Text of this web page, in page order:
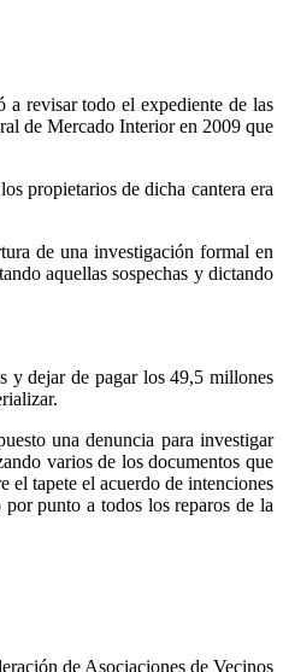
revisar todo el expediente de las
de Mercado Interior en 2009 que
propietarios de dicha cantera era
de una investigación formal en
aquellas sospechas y dictando
y dejar de pagar los 49,5 millones
una denuncia para investigar
varios de los documentos que
tapete el acuerdo de intenciones
punto a todos los reparos de la
de Asociaciones de Vecinos